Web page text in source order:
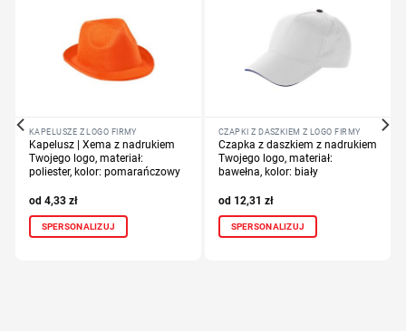
KAPELUSZE Z LOGO FIRMY
Kapelusz | Xema z nadrukiem
Twojego logo, materiał:
poliester, kolor: pomarańczowy
4,33 zł
SPERSONALIZUJ
CZAPKI Z DASZKIEM Z LOGO FIRMY
Czapka z daszkiem z nadrukiem
Twojego logo, materiał:
bawełna, kolor: biały
12,31 zł
SPERSONALIZUJ